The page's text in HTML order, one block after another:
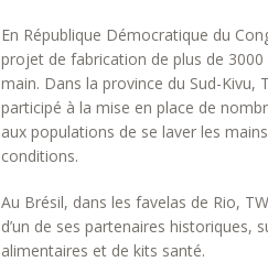
En République Démocratique du
projet de fabrication de plus de
main. Dans la province du Sud-Kivu,
participé à la mise en place de
aux populations de se laver les
conditions.
Au Brésil, dans les favelas de Rio,
d’un de ses partenaires historiques,
alimentaires et de kits santé.